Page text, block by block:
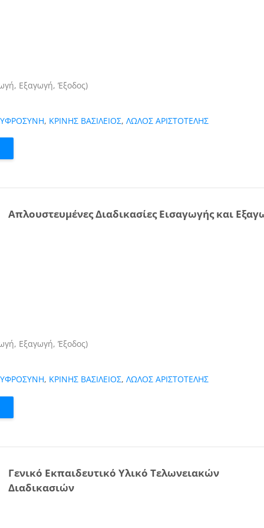
Εξαγωγή, Έξοδος)
, ΚΡΙΝΗΣ ΒΑΣΙΛΕΙΟΣ,ΛΩΛΟΣ ΑΡΙΣΤΟΤΕΛΗΣ
Απλουστευμένες Διαδικασίες Εισαγωγής και
Εξαγωγή, Έξοδος)
, ΚΡΙΝΗΣ ΒΑΣΙΛΕΙΟΣ,ΛΩΛΟΣ ΑΡΙΣΤΟΤΕΛΗΣ
Γενικό Εκπαιδευτικό Υλικό Τελωνειακών
Διαδικασιών